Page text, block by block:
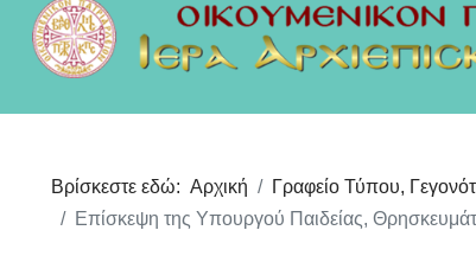
Βρίσκεστε εδώ: Αρχική Γραφείο Τύπου,
Επίσκεψη της Υπουργού Παιδείας,